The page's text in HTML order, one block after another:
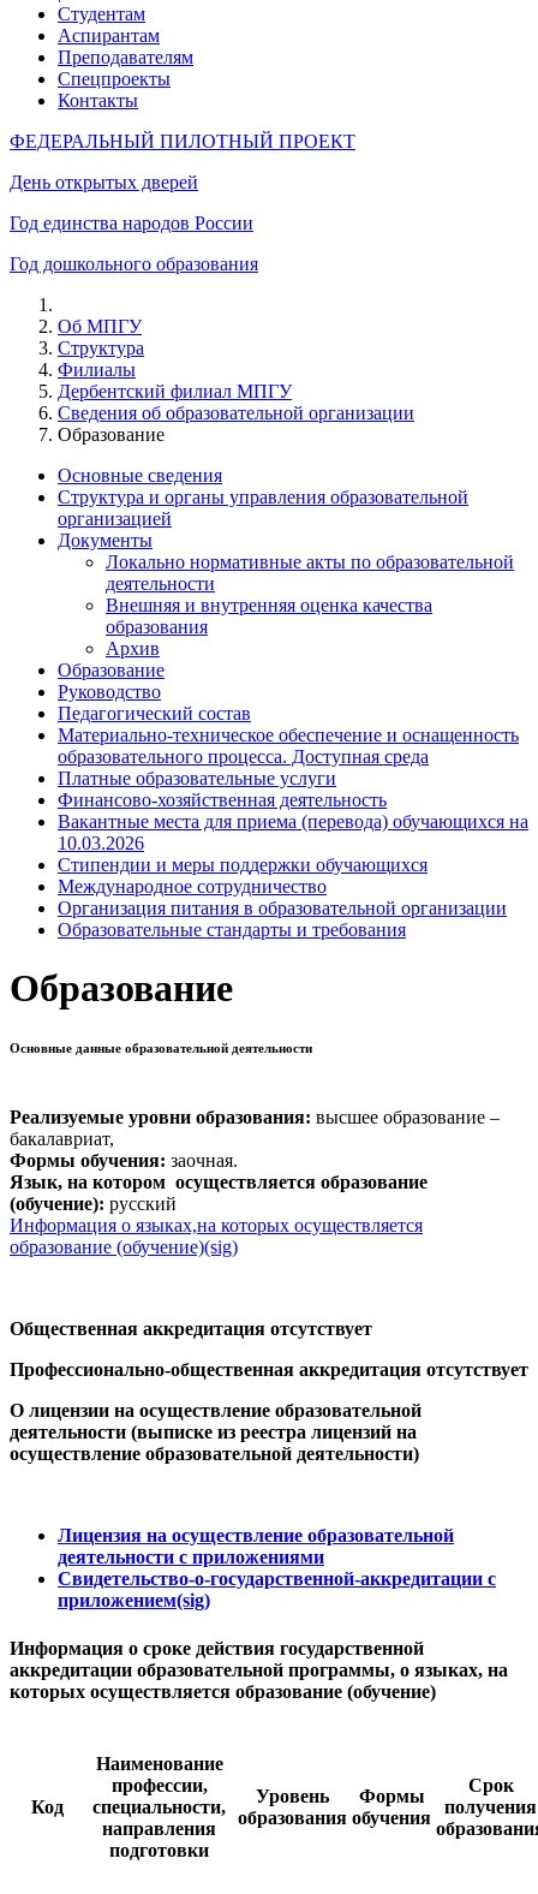
Студентам
Аспирантам
Преподавателям
Спецпроекты
Контакты
ФЕДЕРАЛЬНЫЙ ПИЛОТНЫЙ ПРОЕКТ
День открытых дверей
Год единства народов России
Год дошкольного образования
Об МПГУ
Структура
Филиалы
Дербентский филиал МПГУ
Сведения об образовательной организации
Образование
Основные сведения
Структура и органы управления образовательной
организацией
Документы
Локально нормативные акты по образовательной
деятельности
Внешняя и внутренняя оценка качества
образования
Архив
Образование
Руководство
Педагогический состав
Материально-техническое обеспечение и оснащенность
образовательного процесса. Доступная среда
Платные образовательные услуги
Финансово-хозяйственная деятельность
Вакантные места для приема (перевода) обучающихся на
10.03.2026
Стипендии и меры поддержки обучающихся
Международное сотрудничество
Организация питания в образовательной организации
Образовательные стандарты и требования
Образование
Основные данные образовательной деятельности
Реализуемые уровни образования: высшее образование –
бакалавриат,
Формы обучения: заочная.
Язык, на котором осуществляется образование
(обучение): русский
Информация о языках,на которых осуществляется
образование (обучение)(sig)
Общественная аккредитация отсутствует
Профессионально-общественная аккредитация отсутствует
О лицензии на осуществление образовательной
деятельности (выписке из реестра лицензий на
осуществление образовательной деятельности)
Лицензия на осуществление образовательной
деятельности с приложениями
Свидетельство-о-государственной-аккредитации с
приложением(sig)
Информация о сроке действия государственной
аккредитации образовательной программы, о языках, на
которых осуществляется образование (обучение)
Код
Наименование
профессии,
специальности,
направления
подготовки
Уровень
образования
Формы
обучения
Срок
получения